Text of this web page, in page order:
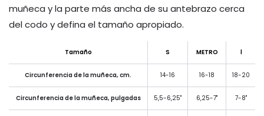
muñeca y la parte más ancha de su antebrazo cerca
del codo y defina el tamaño apropiado.
Tamaño S METRO l
Circunferencia de la muñeca, cm. 14-16 16-18 18-20
Circunferencia de la muñeca, pulgadas 5,5-6,25" 6,25-7" 7-8"